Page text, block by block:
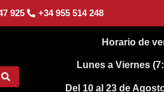
925 +34 955 514 248
Horario de
Lunes a Viernes
Del 10 al 23 de